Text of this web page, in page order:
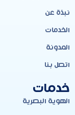
نبذة عن
الخدمات
المدونة
اتصل بنا
خدمات
الهوية البصرية